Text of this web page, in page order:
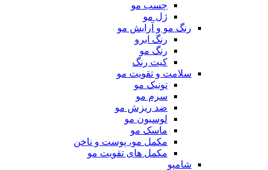
رنگ مو و آرایش مو
سلامت و تقویت مو
ضد ریزش مو
لوسیون مو
مکمل مو، پوست و ناخن
مکمل های تقویت مو